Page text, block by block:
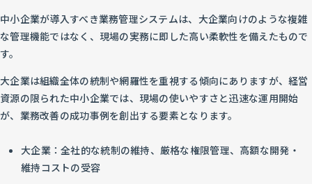
中小企業が導入すべき業務管理システムは、大企業向けのような複雑
な管理機能ではなく、現場の実務に即した高い柔軟性を備えたもので
す。
大企業は組織全体の統制や網羅性を重視する傾向にありますが、経営
資源の限られた中小企業では、現場の使いやすさと迅速な運用開始
が、業務改善の成功事例を創出する要素となります。
大企業：全社的な統制の維持、厳格な権限管理、高額な開発・
維持コストの受容